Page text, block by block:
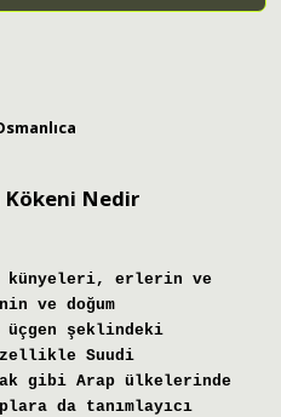
Nedir
künyeleri, erlerin ve
ve doğum
şeklindeki
Suudi
gibi Arap ülkelerinde
da tanımlayıcı